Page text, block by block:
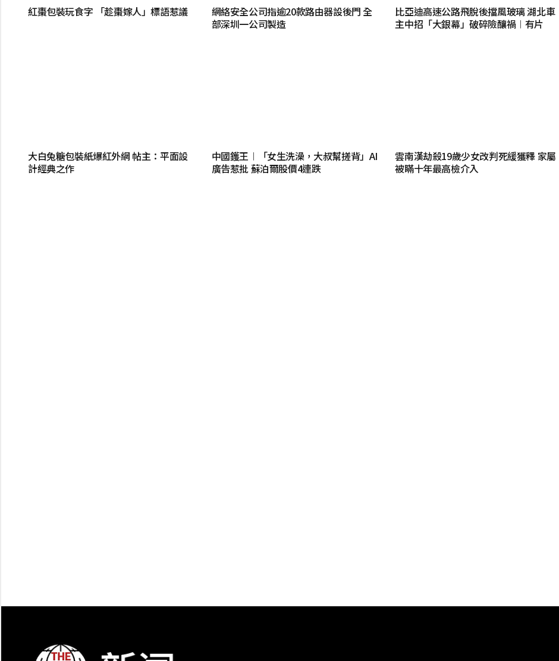
紅棗包裝玩食字 「趁棗嫁人」標語惹議
網絡安全公司指逾20款路由器設後門 全
部深圳一公司製造
比亞迪高速公路飛脫後擋風玻璃 湖北車
主中招「大銀幕」破碎險釀禍︱有片
大白兔糖包裝紙爆紅外網 帖主：平面設
計經典之作
中國鑊王︱「女生洗澡，大叔幫搓背」AI
廣告惹批 蘇泊爾股價4連跌
雲南漢劫殺19歲少女改判死緩獲釋 家屬
被瞞十年最高檢介入